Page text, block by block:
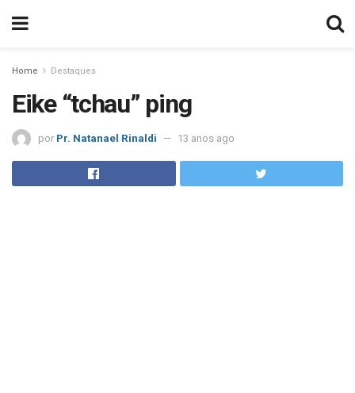
Home Destaques
Eike “tchau” ping
por Pr. Natanael Rinaldi 13 anos ago